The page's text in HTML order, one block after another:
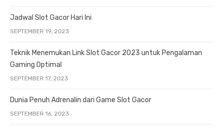
Jadwal Slot Gacor Hari Ini
SEPTEMBER 19, 2023
Teknik Menemukan Link Slot Gacor 2023 untuk Pengalaman
Gaming Optimal
SEPTEMBER 17, 2023
Dunia Penuh Adrenalin dari Game Slot Gacor
SEPTEMBER 16, 2023